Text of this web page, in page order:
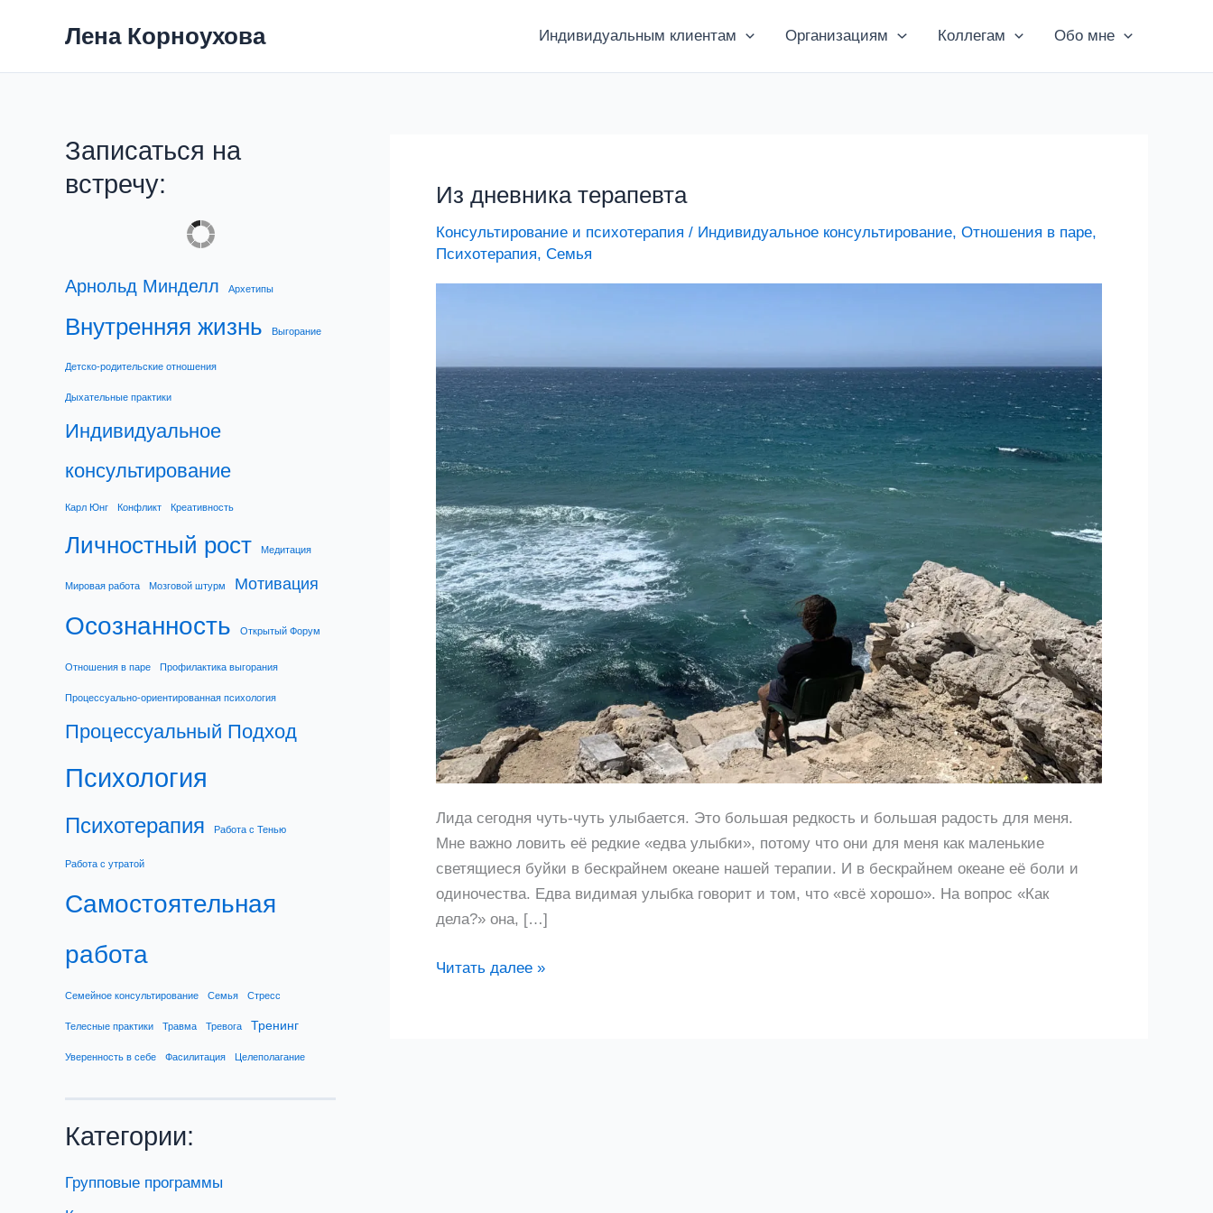
Лена Корноухова Индивидуальным клиентам Организациям Коллегам Обо мне
Записаться на
встречу:
Арнольд Минделл Архетипы
Внутренняя жизнь Выгорание
Детско-родительские отношения
Дыхательные практики
Индивидуальное
консультирование
Карл Юнг Конфликт Креативность
Личностный рост Медитация
Мировая работа Мозговой штурм Мотивация
Осознанность Открытый Форум
Отношения в паре Профилактика выгорания
Процессуально-ориентированная психология
Процессуальный Подход
Психология
Психотерапия Работа с Тенью
Работа с утратой
Самостоятельная
работа
Семейное консультирование Семья Стресс
Телесные практики Травма Тревога Тренинг
Уверенность в себе Фасилитация Целеполагание
Категории:
Групповые программы
Из дневника терапевта
Консультирование и психотерапия / Индивидуальное консультирование, Отношения в паре,
Психотерапия, Семья
Лида сегодня чуть-чуть улыбается. Это большая редкость и большая радость для меня.
Мне важно ловить её редкие «едва улыбки», потому что они для меня как маленькие
светящиеся буйки в бескрайнем океане нашей терапии. И в бескрайнем океане её боли и
одиночества. Едва видимая улыбка говорит и том, что «всё хорошо». На вопрос «Как
дела?» она, […]
Из
терапевта
Читать далее »